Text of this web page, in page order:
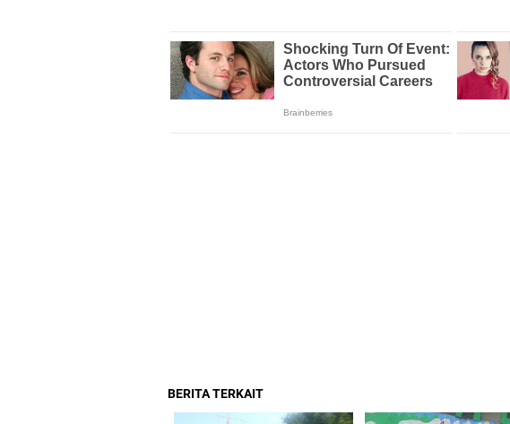
BERITA TERKAIT